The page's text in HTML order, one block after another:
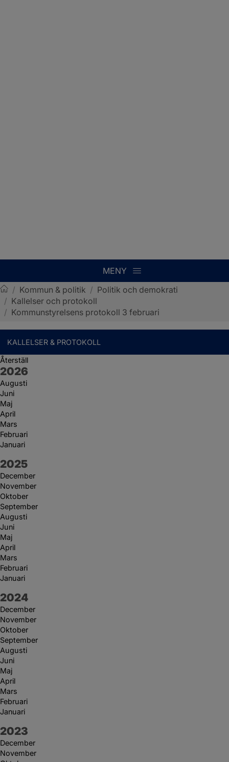
MENY
Sotenäs kommun
/ Kommun & politik / Politik och demokrati
/ Kallelser och protokoll
/ Kommunstyrelsens protokoll 3 februari
KALLELSER & PROTOKOLL
Återställ
År:
2026
Augusti
Juni
Maj
April
Mars
Februari
Januari
År:
2025
December
November
Oktober
September
Augusti
Juni
Maj
April
Mars
Februari
Januari
År:
2024
December
November
Oktober
September
Augusti
Juni
Maj
April
Mars
Februari
Januari
År:
2023
December
November